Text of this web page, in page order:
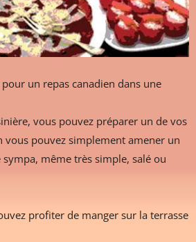
un repas canadien dans une
vous pouvez préparer un de vos
vous pouvez simplement amener un
même très simple, salé ou
profiter de manger sur la terrasse